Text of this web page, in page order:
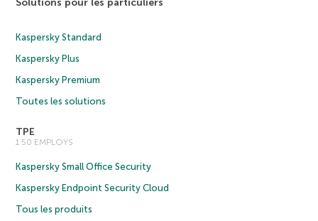
Kaspersky Standard
Kaspersky Plus
Kaspersky Premium
Toutes les solutions
TPE
1 50 EMPLOYS
Kaspersky Small Office Security
Kaspersky Endpoint Security Cloud
Tous les produits